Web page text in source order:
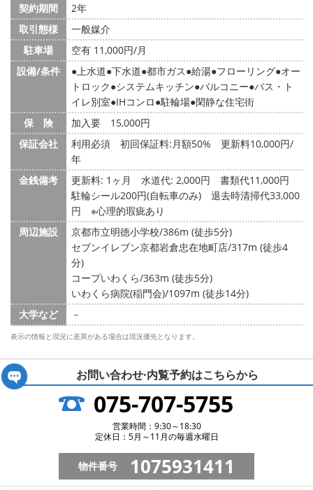
契約期間
2年
取引態様
一般媒介
駐車場
空有 11,000円/月
設備/条件
上水道 下水道 都市ガス 給湯 フローリング オー
トロック システムキッチン バルコニー バス・ト
イレ別室 IHコンロ 駐輪場 閑静な住宅街
保 険
加入要 15,000円
保証会社
利用必須 初回保証料:月額50% 更新料10,000円/
年
金銭備考
更新料: 1ヶ月 水道代: 2,000円
書類代11,000円
駐輪シール200円(自転車のみ) 退去時清掃代33,000
円 ※心理的瑕疵あり
周辺施設
京都市立明徳小学校/386m (徒歩5分)
セブンイレブン京都岩倉忠在地町店/317m (徒歩4
分)
コープいわくら/363m (徒歩5分)
いわくら病院(稲門会)/1097m (徒歩14分)
大学など
－
表示の情報と現況に差異がある場合は現況優先となります。
お問い合わせ·内覧予約はこちらから
075-707-5755
営業時間：9:30～18:30
定休日：5月～11月の毎週水曜日
物件番号 1075931411